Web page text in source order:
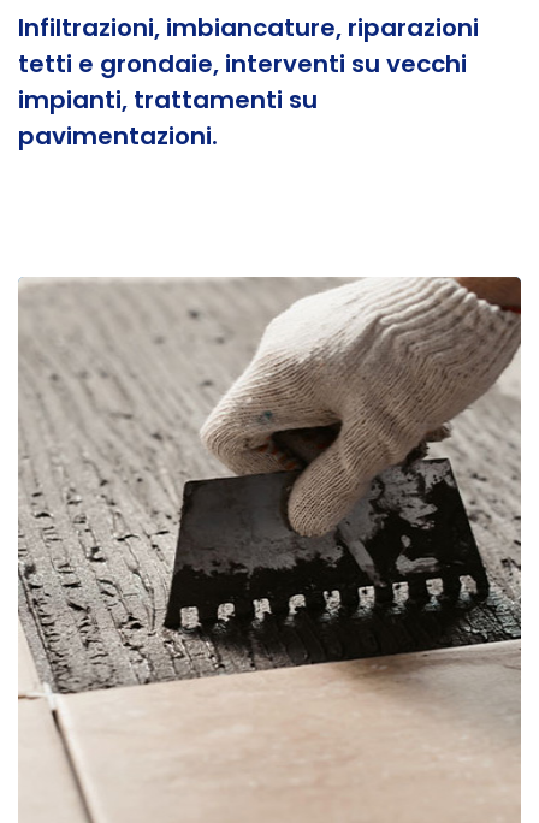
Infiltrazioni, imbiancature, riparazioni
tetti e grondaie, interventi su vecchi
impianti, trattamenti su
pavimentazioni.